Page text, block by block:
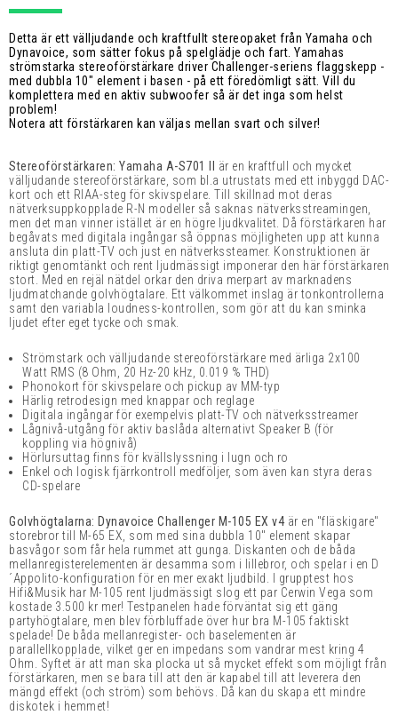
Detta är ett välljudande och kraftfullt stereopaket från Yamaha och
Dynavoice, som sätter fokus på spelglädje och fart. Yamahas
strömstarka stereoförstärkare driver Challenger-seriens flaggskepp -
med dubbla 10" element i basen - på ett föredömligt sätt. Vill du
komplettera med en aktiv subwoofer så är det inga som helst
problem!
Notera att förstärkaren kan väljas mellan svart och silver!
Stereoförstärkaren: Yamaha A-S701 II
är en kraftfull och mycket
välljudande stereoförstärkare, som bl.a utrustats med ett inbyggd DAC-
kort och ett RIAA-steg för skivspelare. Till skillnad mot deras
nätverksuppkopplade R-N modeller så saknas nätverksstreamingen,
men det man vinner istället är en högre ljudkvalitet. Då förstärkaren har
begåvats med digitala ingångar så öppnas möjligheten upp att kunna
ansluta din platt-TV och just en nätverkssteamer. Konstruktionen är
riktigt genomtänkt och rent ljudmässigt imponerar den här förstärkaren
stort. Med en rejäl nätdel orkar den driva merpart av marknadens
ljudmatchande golvhögtalare. Ett välkommet inslag är tonkontrollerna
samt den variabla loudness-kontrollen, som gör att du kan sminka
ljudet efter eget tycke och smak.
Strömstark och välljudande stereoförstärkare med ärliga 2x100
Watt RMS (8 Ohm, 20 Hz-20 kHz, 0.019 % THD)
Phonokort för skivspelare och pickup av MM-typ
Härlig retrodesign med knappar och reglage
Digitala ingångar för exempelvis platt-TV och nätverksstreamer
Lågnivå-utgång för aktiv baslåda alternativt Speaker B (för
koppling via högnivå)
Hörlursuttag finns för kvällslyssning i lugn och ro
Enkel och logisk fjärrkontroll medföljer, som även kan styra deras
CD-spelare
Golvhögtalarna: Dynavoice Challenger M-105 EX v4 är en "fläskigare"
storebror till M-65 EX, som med sina dubbla 10" element skapar
basvågor som får hela rummet att gunga. Diskanten och de båda
mellanregisterelementen är desamma som i lillebror, och spelar i en D
´Appolito-konfiguration för en mer exakt ljudbild. I grupptest hos
Hifi&Musik har M-105 rent ljudmässigt slog ett par Cerwin Vega som
kostade 3.500 kr mer! Testpanelen hade förväntat sig ett gäng
partyhögtalare, men blev förbluffade över hur bra M-105 faktiskt
spelade! De båda mellanregister- och baselementen är
parallellkopplade, vilket ger en impedans som vandrar mest kring 4
Ohm. Syftet är att man ska plocka ut så mycket effekt som möjligt från
förstärkaren, men se bara till att den är kapabel till att leverera den
mängd effekt (och ström) som behövs. Då kan du skapa ett mindre
diskotek i hemmet!